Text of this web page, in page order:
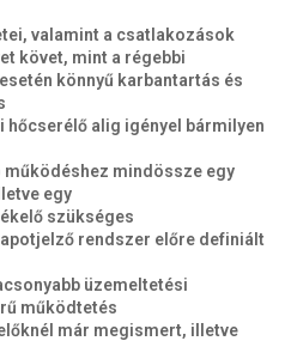
valamint a csatlakozások
követ, mint a régebbi
könnyű karbantartás és
hőcserélő alig igényel bármilyen
működéshez mindössze egy
egy
szükséges
rendszer előre definiált
üzemeltetési
működtetés
már megismert, illetve